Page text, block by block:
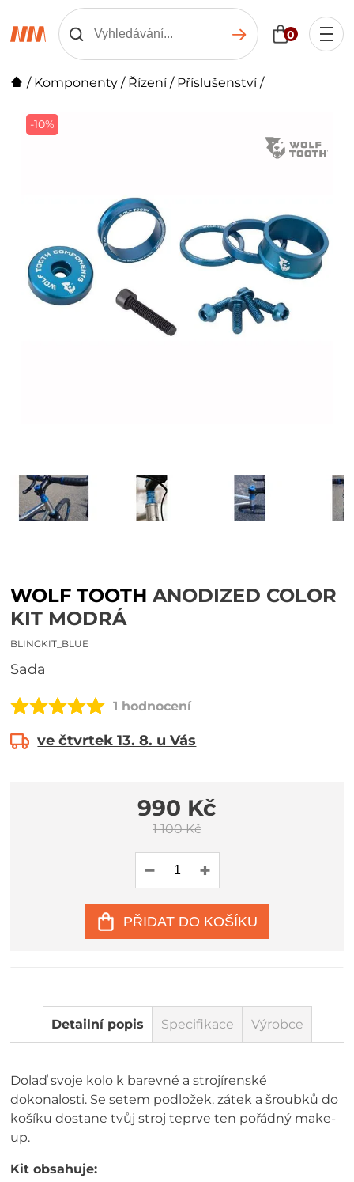
0
/ Komponenty / Řízení/ Příslušenství/
-10%
WOLF TOOTH ANODIZED COLOR
KIT MODRÁ
BLINGKIT_BLUE
sada
1 hodnocení
ve čtvrtek 13. 8. u Vás
990 Kč
1 100 Kč
PŘIDAT DO KOŠÍKU
Detailní popis Specifikace Výrobce
Dolaď svoje kolo k barevné a strojírenské
dokonalosti. Se setem podložek, zátek a šroubků do
košíku dostane tvůj stroj teprve ten pořádný make-
up.
Kit obsahuje: